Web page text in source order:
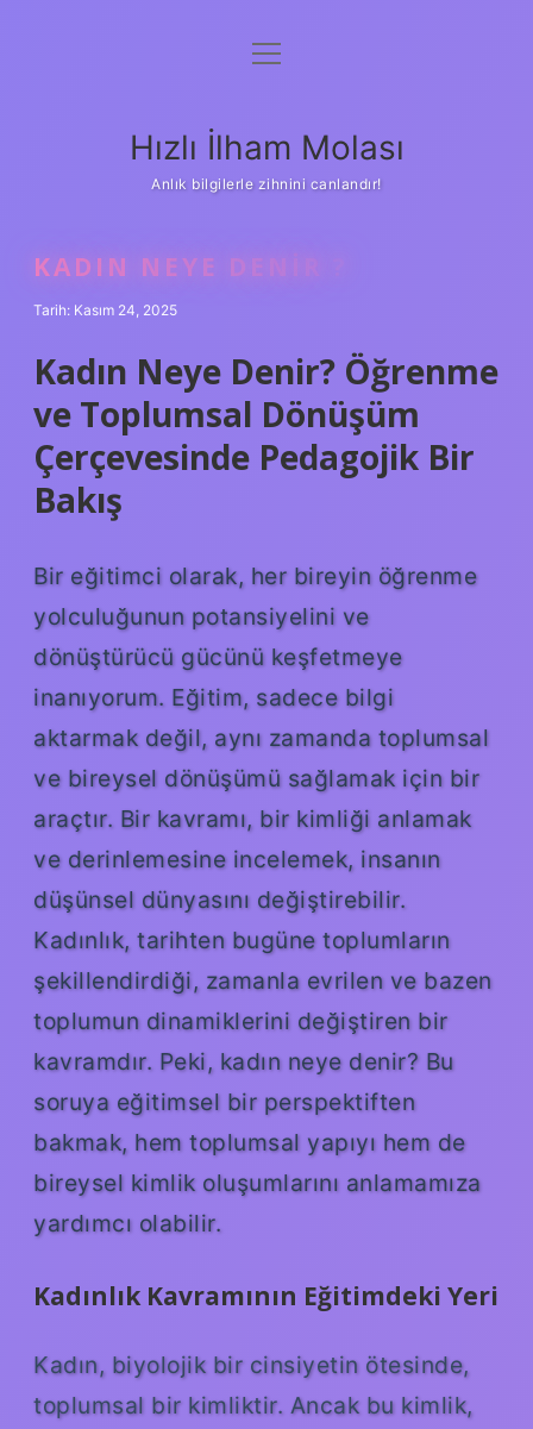
Anasayfa
Yasal Uyarı
menüyü
Hızlı İlham Molası
Anlık bilgilerle zihnini canlandır!
KADIN NEYE DENIR ?
Tarih: Kasım 24, 2025
Kadın Neye Denir? Öğrenme
ve Toplumsal Dönüşüm
Çerçevesinde Pedagojik Bir
Bakış
Bir eğitimci olarak, her bireyin öğrenme
yolculuğunun potansiyelini ve
dönüştürücü gücünü keşfetmeye
inanıyorum. Eğitim, sadece bilgi
aktarmak değil, aynı zamanda toplumsal
ve bireysel dönüşümü sağlamak için bir
araçtır. Bir kavramı, bir kimliği anlamak
ve derinlemesine incelemek, insanın
düşünsel dünyasını değiştirebilir.
Kadınlık, tarihten bugüne toplumların
şekillendirdiği, zamanla evrilen ve bazen
toplumun dinamiklerini değiştiren bir
kavramdır. Peki, kadın neye denir? Bu
soruya eğitimsel bir perspektiften
bakmak, hem toplumsal yapıyı hem de
bireysel kimlik oluşumlarını anlamamıza
yardımcı olabilir.
Kadınlık Kavramının Eğitimdeki Yeri
Kadın, biyolojik bir cinsiyetin ötesinde,
toplumsal bir kimliktir. Ancak bu kimlik,